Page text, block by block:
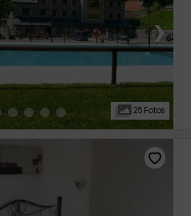
›
25 Fotos